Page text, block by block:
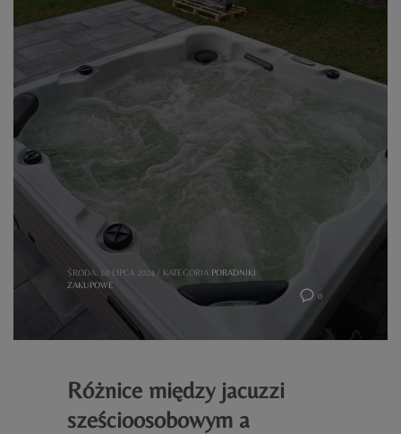
0
ŚRODA, 10 LIPCA 2024 / KATEGORIA PORADNIKI
ZAKUPOWE
Różnice między jacuzzi
sześcioosobowym a